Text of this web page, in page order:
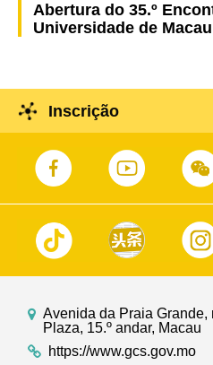
Abertura do 35.º
Universidade de Macau
Inscrição
Avenida da Praia
Plaza, 15.º andar, Macau
https://www.gcs.gov.mo